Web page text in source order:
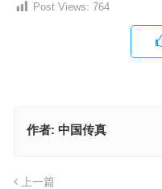
Post Views: 764
作者: 中国传真
上一篇